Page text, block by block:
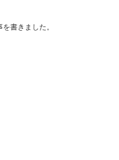
書きました。